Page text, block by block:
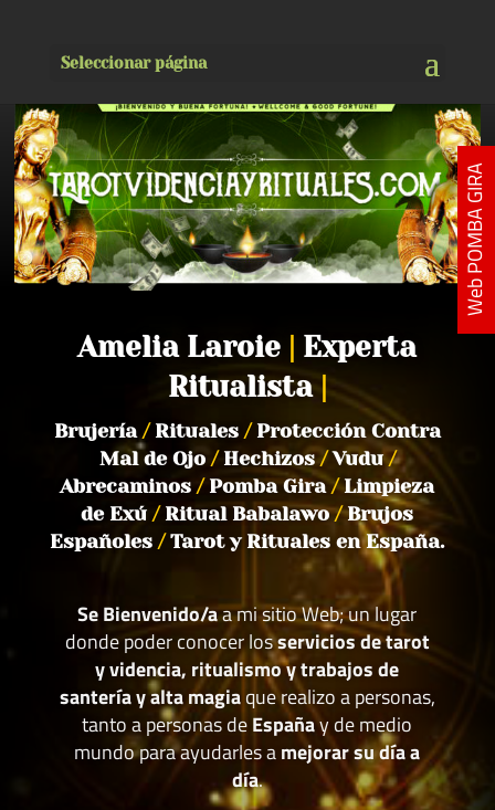
Seleccionar página
Amelia Laroie
Experta
Ritualista
Brujería /Rituales /Protección Contra
Mal de Ojo /Hechizos/Vudu/
Abrecaminos/Pomba Gira/Limpieza
de Exú/Ritual Babalawo/Brujos
Españoles/Tarot y Rituales en España.
Se Bienvenido/aa mi sitio Web; un lugar
donde poder conocer losservicios de tarot
y videncia, ritualismo y trabajos de
santería y alta magiaque realizo a personas,
tanto a personas deEspañay de medio
mundo para ayudarles amejorar su día a
día.
Web POMBA GIRA